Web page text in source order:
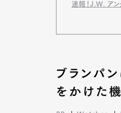
速報！J.W. ア
ブランパ
をかけた